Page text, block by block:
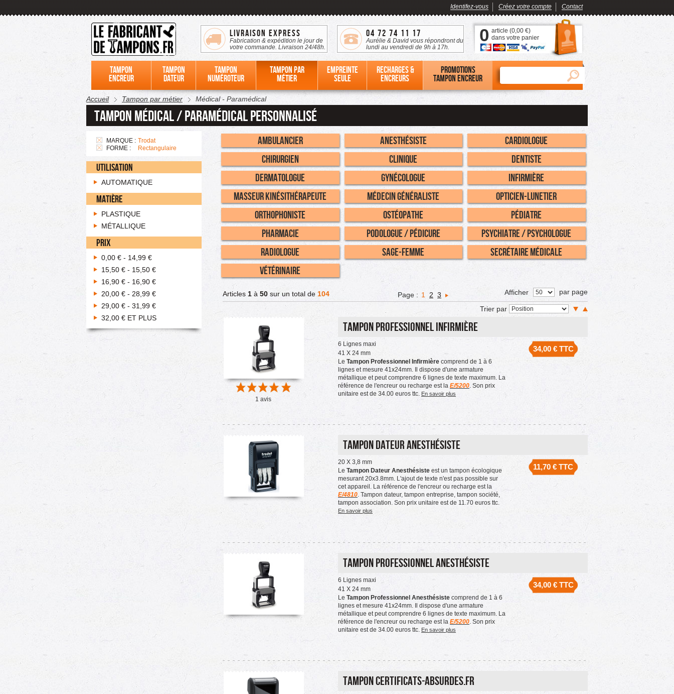
Identifez-vous Créez votre compte Contact
Livraison Express
Fabrication & expédition le jour de
votre commande. Livraison 24/48h.
04 72 74 11 17
Aurélie & David vous répondront du
lundi au vendredi de 9h à 17h.
0 article (0,00 €)
dans votre panier
Tampon
encreur
Tampon
dateur
Tampon
numéroteur
Tampon par
métier
Empreinte
seule
Recharges &
Encreurs
Promotions
tampon encreur
Accueil Tampon par métier Médical - Paramédical
Tampon médical / paramédical personnalisé
Ambulancier Anesthésiste
Cardiologue
Chirurgien
Clinique
Dentiste
Dermatologue
Gynécologue
Infirmière
Masseur Kinésithérapeute
Médecin Généraliste
Opticien-Lunetier
Orthophoniste
Ostéopathe
Pédiatre
Pharmacie
Podologue / Pédicure
Psychiatre / Psychologue
Radiologue
Sage-Femme
Secrétaire Médicale
Vétérinaire
Articles 1 à 50 sur un total de 104 Afficher par page
Page : 1 2 3
Trier par
1 avis
Tampon Professionnel Infirmière
34,00 €TTC
6 Lignes maxi
41 X 24 mm
Le Tampon Professionnel Infirmière comprend de 1 à 6
lignes et mesure 41x24mm. Il dispose d'une armature
métallique et peut comprendre 6 lignes de texte maximum. La
référence de l'encreur ou recharge est la E/5200. Son prix
unitaire est de 34.00 euros ttc. En savoir plus
Tampon Dateur Anesthésiste
11,70 € TTC
20 X 3,8 mm
Le Tampon Dateur Anesthésiste est un tampon écologique
mesurant 20x3.8mm. L'ajout de texte n'est pas possible sur
cet appareil. La référence de l'encreur ou recharge est la
E/4810. Tampon dateur, tampon entreprise, tampon société,
tampon association. Son prix unitaire est de 11.70 euros ttc.
En savoir plus
Tampon Professionnel Anesthésiste
34,00 €TTC
6 Lignes maxi
41 X 24 mm
Le Tampon Professionnel Anesthésiste comprend de 1 à 6
lignes et mesure 41x24mm. Il dispose d'une armature
métallique et peut comprendre 6 lignes de texte maximum. La
référence de l'encreur ou recharge est la E/5200. Son prix
unitaire est de 34.00 euros ttc. En savoir plus
Tampon certificats-absurdes.fr
MARQUE : Trodat
FORME :
Rectangulaire
UTILISATION
AUTOMATIQUE
MATIÈRE
PLASTIQUE
MÉTALLIQUE
PRIX
0,00 € - 14,99 €
15,50 € - 15,50 €
16,90 € - 16,90 €
20,00 € - 28,99 €
29,00 € - 31,99 €
32,00 € ET PLUS